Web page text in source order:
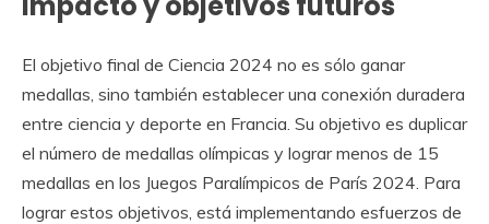
El objetivo final de Ciencia 2024 no es sólo ganar
medallas, sino también establecer una conexión duradera
entre ciencia y deporte en Francia. Su objetivo es duplicar
el número de medallas olímpicas y lograr menos de 15
medallas en los Juegos Paralímpicos de París 2024. Para
lograr estos objetivos, está implementando esfuerzos de